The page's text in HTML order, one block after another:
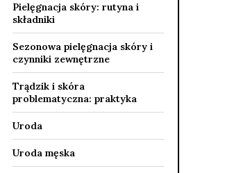
Pielęgnacja skóry: rutyna i
składniki
Sezonowa pielęgnacja skóry i
czynniki zewnętrzne
Trądzik i skóra
problematyczna: praktyka
Uroda
Uroda męska